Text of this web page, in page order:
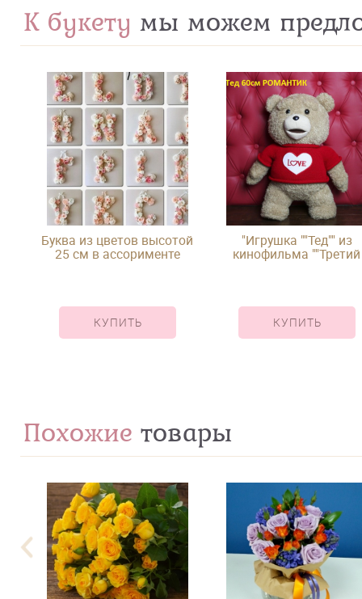
К букету мы можем
Буква из цветов высотой
25 см в ассорименте
КУПИТЬ
"Игрушка ""Тед"" из
кинофильма ""Третий
КУПИТЬ
Похожие товары